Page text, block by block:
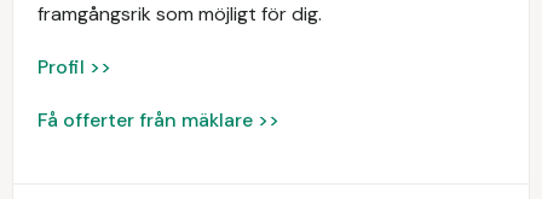
framgångsrik som möjligt för dig.
Profil >>
Få offerter från mäklare >>